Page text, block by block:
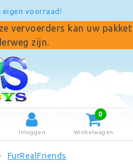
eigen voorraad!
vervoerders kan uw pakket
zijn.
Inloggen
0
Winkelwagen
FurRealFriends